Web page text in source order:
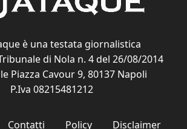
è una testata giornalistica
di Nola n. 4 del 26/08/2014
Piazza Cavour 9, 80137 Napoli
P.Iva 08215481212
Contatti Policy
Disclaimer